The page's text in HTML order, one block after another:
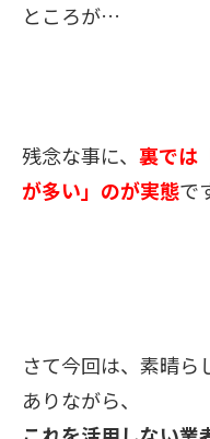
ところが…
残念な事に、 裏では
が多い」 のが実態で
さて今回は、 素晴ら
ありながら、